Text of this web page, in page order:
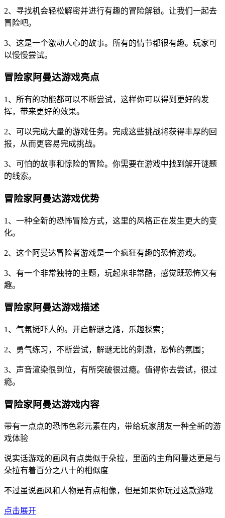
2、寻找机会轻松解密并进行有趣的冒险解锁。让我们一起去
冒险吧。
3、这是一个激动人心的故事。所有的情节都很有趣。玩家可
以慢慢尝试。
冒险家阿曼达游戏亮点
1、所有的功能都可以不断尝试，这样你可以得到更好的发
挥，带来更好的效果。
2、可以完成大量的游戏任务。完成这些挑战将获得丰厚的回
报，从而更容易完成挑战。
3、可怕的故事和惊险的冒险。你需要在游戏中找到解开谜题
的线索。
冒险家阿曼达游戏优势
1、一种全新的恐怖冒险方式，这里的风格正在发生更大的变
化。
2、这个阿曼达冒险者游戏是一个疯狂有趣的恐怖游戏。
3、有一个非常独特的主题，玩起来非常酷，感觉既恐怖又有
趣。
冒险家阿曼达游戏描述
1、气氛挺吓人的。开启解谜之路，乐趣探索；
2、勇气练习，不断尝试，解谜无比的刺激，恐怖的氛围；
3、声音渲染很到位，有所突破很过瘾。值得你去尝试，很过
瘾。
冒险家阿曼达游戏内容
带有一点点的恐怖色彩元素在内，带给玩家朋友一种全新的游
戏体验
说实话游戏的画风有点类似于朵拉，里面的主角阿曼达更是与
朵拉有着百分之八十的相似度
不过虽说画风和人物是有点相像，但是如果你玩过这款游戏
点击展开